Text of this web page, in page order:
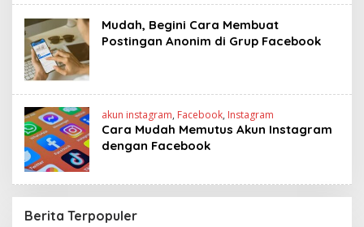
Mudah, Begini Cara Membuat
Postingan Anonim di Grup Facebook
akun instagram, Facebook, Instagram
Cara Mudah Memutus Akun Instagram
dengan Facebook
Berita Terpopuler